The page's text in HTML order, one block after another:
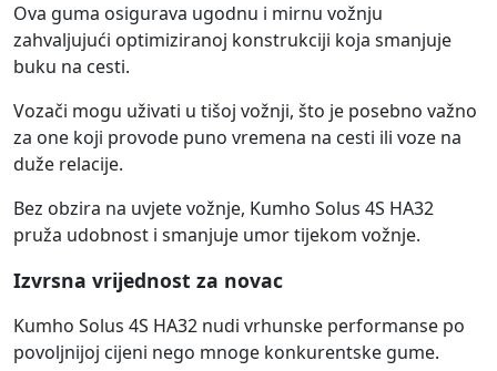
Ova guma osigurava ugodnu i mirnu vožnju
zahvaljujući optimiziranoj konstrukciji koja smanjuje
buku na cesti.
Vozači mogu uživati u tišoj vožnji, što je posebno važno
za one koji provode puno vremena na cesti ili voze na
duže relacije.
Bez obzira na uvjete vožnje, Kumho Solus 4S HA32
pruža udobnost i smanjuje umor tijekom vožnje.
Izvrsna vrijednost za novac
Kumho Solus 4S HA32 nudi vrhunske performanse po
povoljnijoj cijeni nego mnoge konkurentske gume.